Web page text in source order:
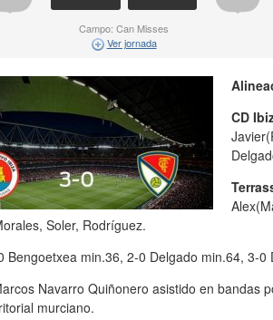
Campo: Can Misses
Ver jornada
CD
Soler, Rodríguez.
Bengoetxea min.36, 2-0 Delgado min.64, 3-0
Navarro Quiñonero asistido en bandas
murciano.